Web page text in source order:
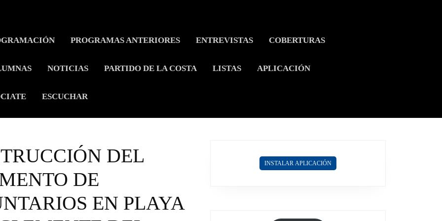
PROGRAMAS ANTERIORES ENTREVISTAS COBERTURAS
NOTICIAS PARTIDO DE LA COSTA LISTAS APLICACIÓN
ESCUCHAR
DEL
DE
EN PLAYA
INSTALAR APLICACIÓN